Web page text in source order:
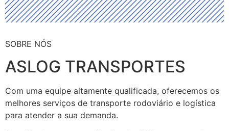
SOBRE NÓS
ASLOG TRANSPORTES
Com uma equipe altamente qualificada, oferecemos os
melhores serviços de transporte rodoviário e logística
para atender a sua demanda.